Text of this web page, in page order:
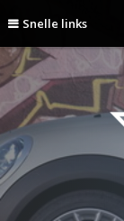
Snelle links